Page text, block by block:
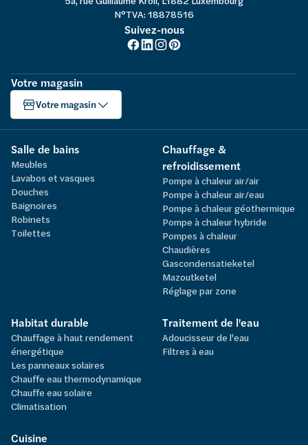
N°TVA: 18878516
Suivez-nous
Votre magasin
Votre magasin
Salle de bains
Meubles
Lavabos et vasques
Douches
Baignoires
Robinets
Toilettes
Chauffage &
refroidissement
Pompe à chaleur air/air
Pompe à chaleur air/eau
Pompe à chaleur géothermique
Pompe à chaleur hybride
Pompes à chaleur
Chaudières
Gascondensatieketel
Mazoutketel
Réglage par zone
Habitat durable
Chauffage à haut rendement
énergétique
Les panneaux solaires
Chauffe eau thermodynamique
Chauffe eau solaire
Climatisation
Traitement de l'eau
Adoucisseur de l'eau
Filtres à eau
Cuisine